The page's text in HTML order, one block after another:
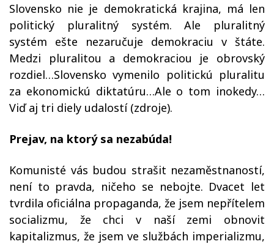
Slovensko nie je demokratická krajina, má len
politický pluralitný systém. Ale pluralitný
systém ešte nezaručuje demokraciu v štáte.
Medzi pluralitou a demokraciou je obrovský
rozdiel…Slovensko vymenilo politickú pluralitu
za ekonomickú diktatúru…Ale o tom inokedy…
Viď aj tri diely udalostí (zdroje).
Prejav, na ktorý sa nezabúda!
Komunisté vás budou strašit nezaměstnaností,
není to pravda, ničeho se nebojte. Dvacet let
tvrdila oficiálna propaganda, že jsem nepřítelem
socializmu, že chci v naší zemi obnovit
kapitalizmus, že jsem ve službách imperializmu,